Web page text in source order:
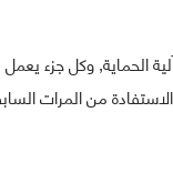
الحماية, وكل جزء
من المرات